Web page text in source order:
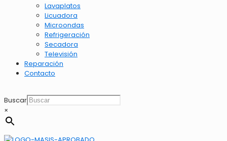
Lavaplatos
Licuadora
Microondas
Refrigeración
Secadora
Televisión
Reparación
Contacto
Buscar
×